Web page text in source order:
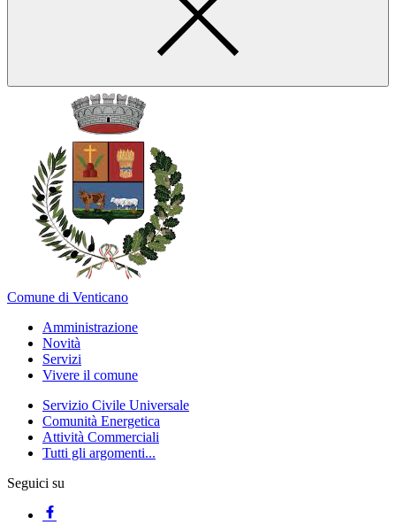
Comune di Venticano
Amministrazione
Novità
Servizi
Vivere il comune
Servizio Civile Universale
Comunità Energetica
Attività Commerciali
Tutti gli argomenti...
Seguici su